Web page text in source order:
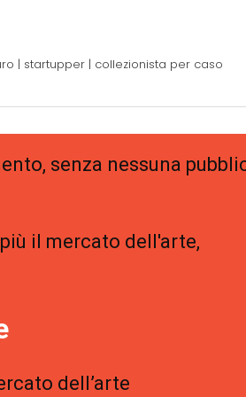
| startupper | collezionista per caso
senza nessuna
il mercato dell'arte,
dell’arte